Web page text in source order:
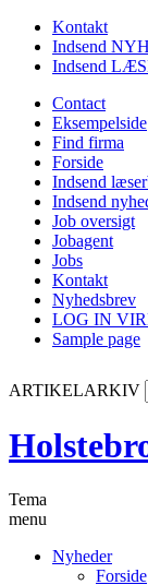
Kontakt
Indsend
Indsend
Contact
Eksempelside
Find firma
Forside
Indsend
Indsend
Job oversigt
Jobagent
Jobs
Kontakt
Nyhedsbrev
LOG IN
Sample page
ARTIKELARKIV
Tema
menu
Nyheder
Forside